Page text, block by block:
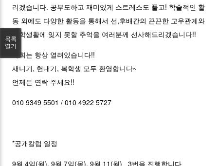
리겠습니다. 공부도하고 재미있게 스트레스도 풀고! 학술적인 활
동 외에도 다양한 활동을 통해서 선,후배간의 끈끈한 교우관계와
대학생활에 잊지 못할 추억을 여러분께 선사해드리겠습니다!!
저희는 항상 열려있습니다!!
새니기, 헌내기, 복학생 모두 환영합니다~
언제든 연락 주세요!!
010 9349 5501 / 010 4922 5727
*공개칼럼 일정
9월 4일(월), 9월 7일(목), 9월 11(월) 3번을 진행합니다
목록
열기